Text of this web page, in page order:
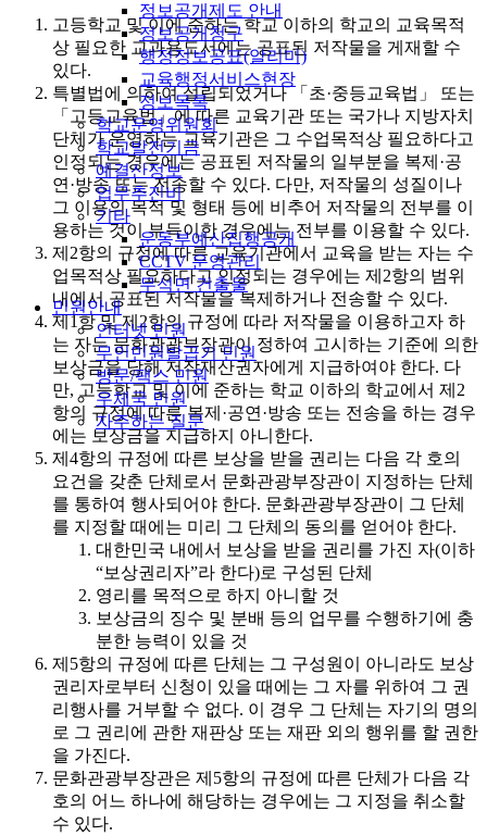
정보공개제도 안내
정보공개청구
행정정보공표(알리미)
교육행정서비스현장
정보목록
학교운영위원회
학교발전기금
예결산정보
업무추진비
기타
운동부예산집행공개
CCTV 운영관리
무석면 건출물
민원안내
인터넷 민원
무인민원발급기 민원
방문/팩스 민원
우체국 민원
자주하는 질문
고등학교 및 이에 준하는 학교 이하의 학교의 교육목적
상 필요한 교과용도서에는 공표된 저작물을 게재할 수
있다.
특별법에 의하여 설립되었거나 「초·중등교육법」 또는
「고등교육법」에 따른 교육기관 또는 국가나 지방자치
단체가 운영하는 교육기관은 그 수업목적상 필요하다고
인정되는 경우에는 공표된 저작물의 일부분을 복제·공
연·방송 또는 전송할 수 있다. 다만, 저작물의 성질이나
그 이용의 목적 및 형태 등에 비추어 저작물의 전부를 이
용하는 것이 부득이한 경우에는 전부를 이용할 수 있다.
제2항의 규정에 따른 교육기관에서 교육을 받는 자는 수
업목적상 필요하다고 인정되는 경우에는 제2항의 범위
내에서 공표된 저작물을 복제하거나 전송할 수 있다.
제1항 및 제2항의 규정에 따라 저작물을 이용하고자 하
는 자는 문화관광부장관이 정하여 고시하는 기준에 의한
보상금을 당해 저작재산권자에게 지급하여야 한다. 다
만, 고등학교 및 이에 준하는 학교 이하의 학교에서 제2
항의 규정에 따른 복제·공연·방송 또는 전송을 하는 경우
에는 보상금을 지급하지 아니한다.
제4항의 규정에 따른 보상을 받을 권리는 다음 각 호의
요건을 갖춘 단체로서 문화관광부장관이 지정하는 단체
를 통하여 행사되어야 한다. 문화관광부장관이 그 단체
를 지정할 때에는 미리 그 단체의 동의를 얻어야 한다.
대한민국 내에서 보상을 받을 권리를 가진 자(이하
“보상권리자”라 한다)로 구성된 단체
영리를 목적으로 하지 아니할 것
보상금의 징수 및 분배 등의 업무를 수행하기에 충
분한 능력이 있을 것
제5항의 규정에 따른 단체는 그 구성원이 아니라도 보상
권리자로부터 신청이 있을 때에는 그 자를 위하여 그 권
리행사를 거부할 수 없다. 이 경우 그 단체는 자기의 명의
로 그 권리에 관한 재판상 또는 재판 외의 행위를 할 권한
을 가진다.
문화관광부장관은 제5항의 규정에 따른 단체가 다음 각
호의 어느 하나에 해당하는 경우에는 그 지정을 취소할
수 있다.